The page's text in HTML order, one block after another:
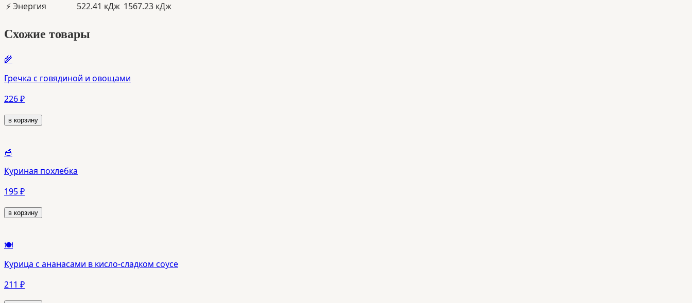
⚡️ Энергия
522.41 кДж 1567.23 кДж
Схожие товары
🌾
Гречка с говядиной и овощами
226 ₽
в корзину
🥣
Куриная похлебка
195 ₽
в корзину
🍽️
Курица с ананасами в кисло-сладком соусе
211 ₽